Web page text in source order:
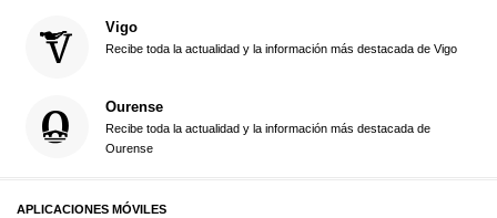
Vigo
Recibe toda la actualidad y la información más destacada de Vigo
Ourense
Recibe toda la actualidad y la información más destacada de
Ourense
APLICACIONES MÓVILES